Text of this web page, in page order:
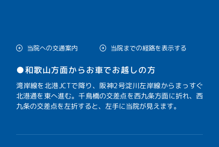
当院への交通案内 当院までの経路を表示する
●和歌山方面からお車でお越しの方
湾岸線を北港JCTで降り、阪神2号淀川左岸線からまっすぐ
北港通を東へ進む。千鳥橋の交差点を西九条方面に折れ、西
九条の交差点を左折すると、左手に当院が見えます。